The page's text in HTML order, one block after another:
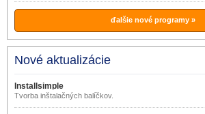
ďalšie nové programy »
Nové aktualizácie
Installsimple
Tvorba inštalačných balíčkov.